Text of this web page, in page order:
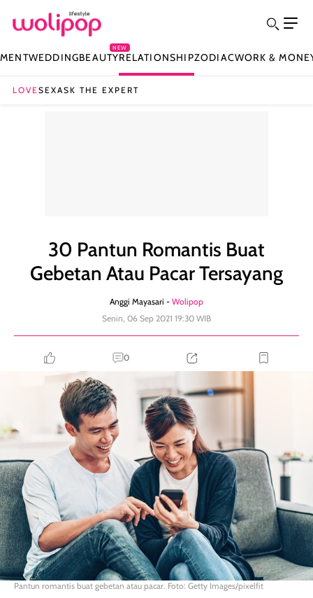
WEDDINGBEAUTY
NEW
RELATIONSHIPZODIACWORK &
LOVESEXASK THE EXPERT
30 Pantun Romantis Buat
Gebetan Atau Pacar Tersayang
Anggi Mayasari - Wolipop
Senin, 06 Sep 2021 19:30 WIB
0
Pantun romantis buat gebetan atau pacar. Foto: Getty Images/pixelfit